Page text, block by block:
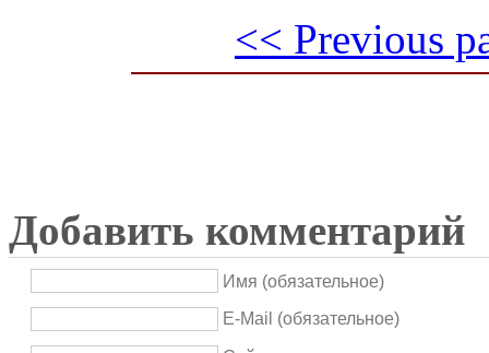
<< Previous
Добавить комментарий
Имя (обязательное)
E-Mail (обязательное)